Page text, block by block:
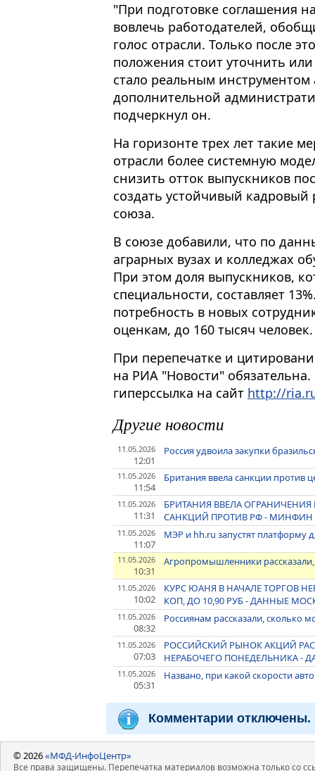
"При подготовке соглашения
вовлечь работодателей,
голос отрасли. Только после
положения стоит уточнить
стало реальным
дополнительной
подчеркнул он.
На горизонте трех лет такие
отрасли более системную
снизить отток выпускников
создать устойчивый кадровый
союза.
В союзе добавили, что по
аграрных вузах и колледжах
При этом доля выпускников,
специальности, составляет
потребность в новых
оценкам, до 160 тысяч человек.
При перепечатке и
на РИА "Новости"
гиперссылка на сайт http://
Другие новости
11.05.2026
12:01
Россия удвоила закупки
11.05.2026
11:54
Британия ввела санкции против
11.05.2026
11:31
БРИТАНИЯ ВВЕЛА
САНКЦИЙ ПРОТИВ РФ - МИНФИН
11.05.2026
11:07
МЭР и hh.ru запустят платформу
11.05.2026
10:31
Агропромышленники
11.05.2026
10:02
КУРС ЮАНЯ В НАЧАЛЕ ТОРГОВ
КОП, ДО 10,90 РУБ - ДАННЫЕ
11.05.2026
08:32
Россиянам рассказали, сколько
11.05.2026
07:03
РОССИЙСКИЙ РЫНОК АКЦИЙ
НЕРАБОЧЕГО ПОНЕДЕЛЬНИКА -
11.05.2026
05:31
Названо, при какой скорости
Комментарии отключены.
© 2026«МФД-ИнфоЦентр»
Все права защищены. Перепечатка материалов возможна только со